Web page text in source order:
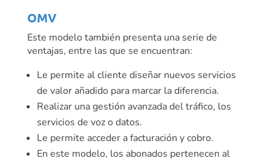
OMV
Este modelo también presenta una serie de
ventajas, entre las que se encuentran:
Le permite al cliente diseñar nuevos servicios
de valor añadido para marcar la diferencia.
Realizar una gestión avanzada del tráfico, los
servicios de voz o datos.
Le permite acceder a facturación y cobro.
En este modelo, los abonados pertenecen al